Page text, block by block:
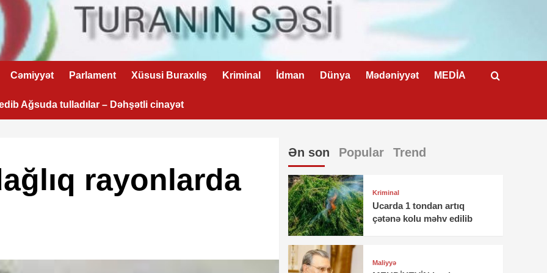
Cəmiyyət Parlament Xüsusi Buraxılış Kriminal İdman Dünya Mədəniyyət MEDİA
Ağsuda tulladılar – Dəhşətli cinayət
rayonlarda
Ən son Popular Trend
Kriminal
Ucarda 1 tondan artıq
çətənə kolu məhv edilib
Maliyyə